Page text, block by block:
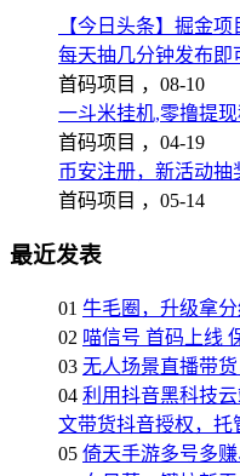
【今日头条】掘金
每天抽几分钟发布即
首码项目 ， 08-10
一斗米挂机,零撸提
首码项目 ， 04-19
币安注册，新活动
首码项目 ， 05-14
最近发表
01 牛毛圈，升级拿
02 喵信号 首码上线
03 无人场景直播带
04 利用抖音黑科技
文带货抖音授权，托
05 倚天手游多号多